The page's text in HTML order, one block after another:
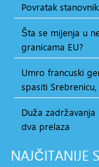
Povratak
Šta se mijenja u
granicama EU?
Umro francuski
spasiti
Duža zadržavanja
dva prelaza
NAJČITANIJE